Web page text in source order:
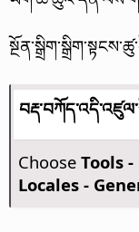
Choose Tools
Locales -